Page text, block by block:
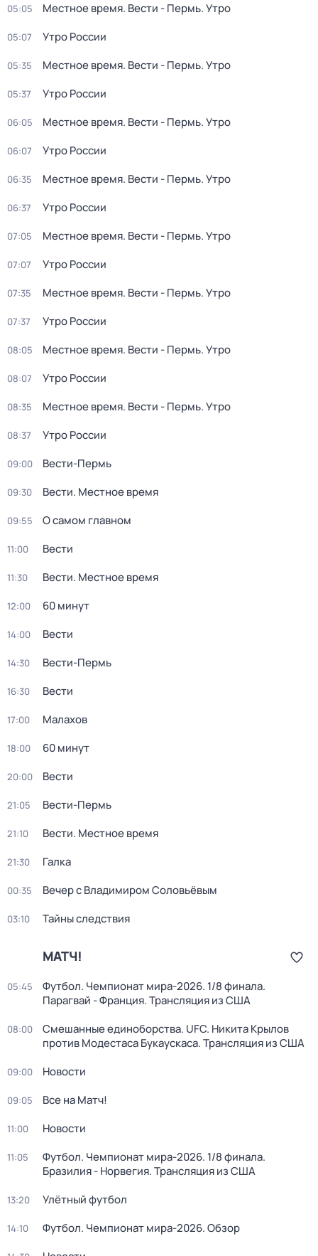
05:05 Местное время. Вести - Пермь. Утро
05:07 Утро России
05:35 Местное время. Вести - Пермь. Утро
05:37 Утро России
06:05 Местное время. Вести - Пермь. Утро
06:07 Утро России
06:35 Местное время. Вести - Пермь. Утро
06:37 Утро России
07:05 Местное время. Вести - Пермь. Утро
07:07 Утро России
07:35 Местное время. Вести - Пермь. Утро
07:37 Утро России
08:05 Местное время. Вести - Пермь. Утро
08:07 Утро России
08:35 Местное время. Вести - Пермь. Утро
08:37 Утро России
09:00 Вести-Пермь
09:30 Вести. Местное время
09:55 О самом главном
11:00 Вести
11:30 Вести. Местное время
12:00 60 минут
14:00 Вести
14:30 Вести-Пермь
16:30 Вести
17:00 Малахов
18:00 60 минут
20:00 Вести
21:05 Вести-Пермь
21:10 Вести. Местное время
21:30 Галка
00:35 Вечер с Владимиром Соловьёвым
03:10 Тайны следствия
МАТЧ!
05:45
Футбол. Чемпионат мира-2026. 1/8 финала.
Парагвай - Франция. Трансляция из США
08:00
Смешанные единоборства. UFC. Никита Крылов
против Модестаса Букаускаса. Трансляция из США
09:00 Новости
09:05 Все на Матч!
11:00 Новости
11:05
Футбол. Чемпионат мира-2026. 1/8 финала.
Бразилия - Норвегия. Трансляция из США
13:20 Улётный футбол
14:10 Футбол. Чемпионат мира-2026. Обзор